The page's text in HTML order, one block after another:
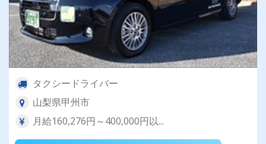
タクシードライバー
山梨県甲州市
月給160,276円～400,000円以...